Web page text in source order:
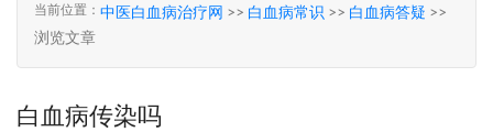
当前位置： 中医白血病治疗网 >> 白血病常识 >> 白血病答疑 >>
浏览文章
白血病传染吗